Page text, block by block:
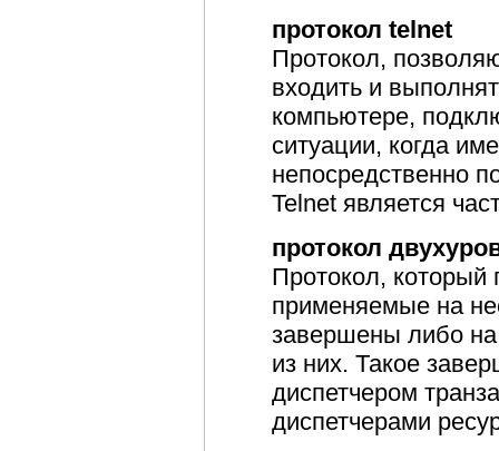
протокол telnet
Протокол,
входить и
компьютере,
ситуации, когда
непосредственно
Telnet является
протокол
Протокол, который
применяемые на
завершены либо
из них. Такое
диспетчером
диспетчерами